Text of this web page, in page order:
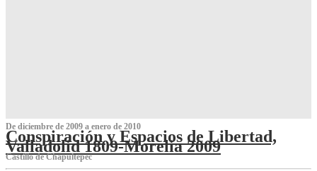
De diciembre de 2009 a enero de 2010
Conspiración y Espacios de Libertad,
Valladolid 1809-Morelia 2009
Castillo de Chapultepec